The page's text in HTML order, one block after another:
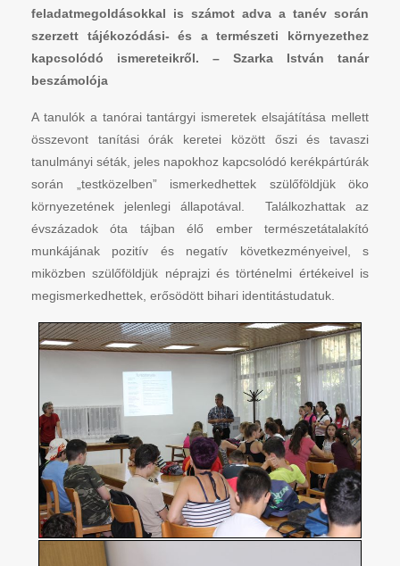
feladatmegoldásokkal is számot adva a tanév során
szerzett tájékozódási- és a természeti környezethez
kapcsolódó ismereteikről. – Szarka István tanár
beszámolója
A tanulók a tanórai tantárgyi ismeretek elsajátítása mellett
összevont tanítási órák keretei között őszi és tavaszi
tanulmányi séták, jeles napokhoz kapcsolódó kerékpártúrák
során „testközelben” ismerkedhettek szülőföldjük öko
környezetének jelenlegi állapotával. Találkozhattak az
évszázadok óta tájban élő ember természetátalakító
munkájának pozitív és negatív következményeivel, s
miközben szülőföldjük néprajzi és történelmi értékeivel is
megismerkedhettek, erősödött bihari identitástudatuk.